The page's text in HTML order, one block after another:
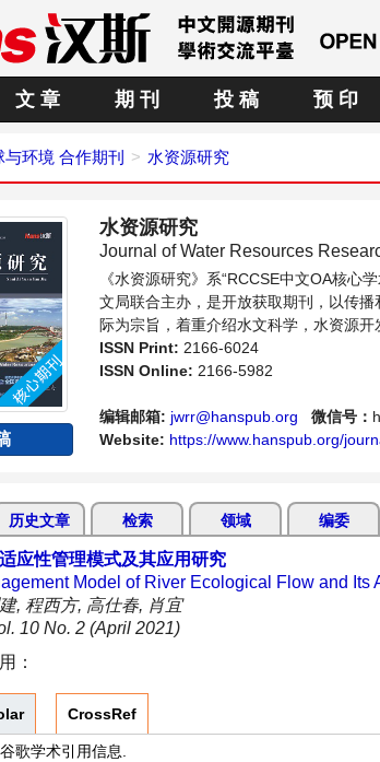
文 章 期 刊 投 稿 预 印
与环境 合作期刊 水资源研究
水资源研究
Journal of Water Resources
《水资源研究》系“RCCSE中文OA核心
文局联合主办，是开放获取期刊，以传
际为宗旨，着重介绍水文科学，水资源
新的发展方向和具有前瞻性的水战略性
ISSN Print: 2166-6024
ISSN Online: 2166-5982
编辑邮箱: jwrr@hanspub.org 微信号：
Website: https://www.hanspub.org/
历史文章 检索 领域 编委
应性管理模式及其应用研究
Model of River Ecological Flow and Its
, 程西方, 高仕春, 肖宜
10 No. 2 (April 2021)
：
CrossRef
歌学术引用信息.